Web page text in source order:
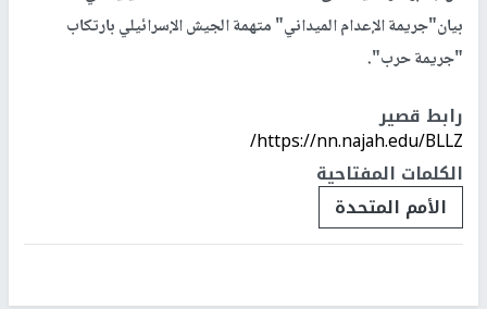
بيان"جريمة الإعدام الميداني" متهمة الجيش الإسرائيلي بارتكاب
"جريمة حرب".
رابط قصير
https://nn.najah.edu/BLLZ/
الكلمات المفتاحية
الأمم المتحدة